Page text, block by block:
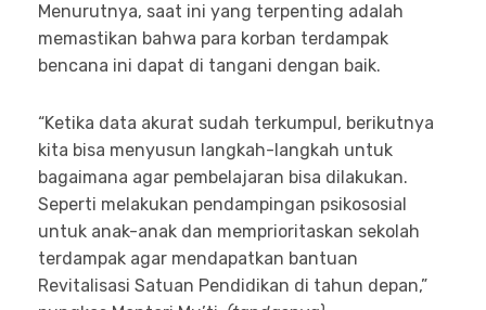
Menurutnya, saat ini yang terpenting adalah
memastikan bahwa para korban terdampak
bencana ini dapat di tangani dengan baik.
“Ketika data akurat sudah terkumpul, berikutnya
kita bisa menyusun langkah-langkah untuk
bagaimana agar pembelajaran bisa dilakukan.
Seperti melakukan pendampingan psikososial
untuk anak-anak dan memprioritaskan sekolah
terdampak agar mendapatkan bantuan
Revitalisasi Satuan Pendidikan di tahun depan,”